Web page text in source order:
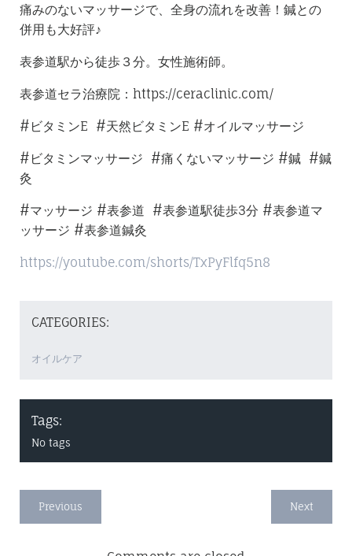
痛みのないマッサージで、全身の流れを改善！鍼との
併用も大好評♪
表参道駅から徒歩３分。女性施術師。
表参道セラ治療院：https://ceraclinic.com/
#ビタミンE #天然ビタミンE #オイルマッサージ
#ビタミンマッサージ #痛くないマッサージ #鍼 #鍼
灸
#マッサージ #表参道 #表参道駅徒歩3分 #表参道マ
ッサージ #表参道鍼灸
https://youtube.com/shorts/TxPyFlfq5n8
CATEGORIES:
オイルケア
Tags:
No tags
Previous Next